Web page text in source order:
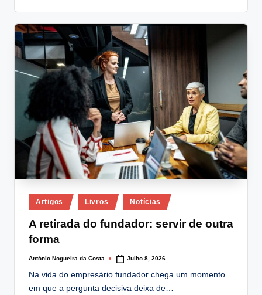
Posted
in
Artigos Livros Notícias
A retirada do fundador: servir de outra
forma
Posted
António Nogueira da Costa Julho 8, 2026
Na vida do empresário fundador chega um momento
em que a pergunta decisiva deixa de…